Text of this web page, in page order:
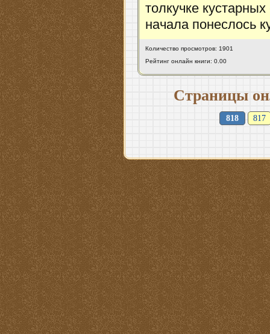
толкучке
начала понеслось
Количество просмотров: 1901
Рейтинг онлайн книги: 0.00
Страницы
818 817